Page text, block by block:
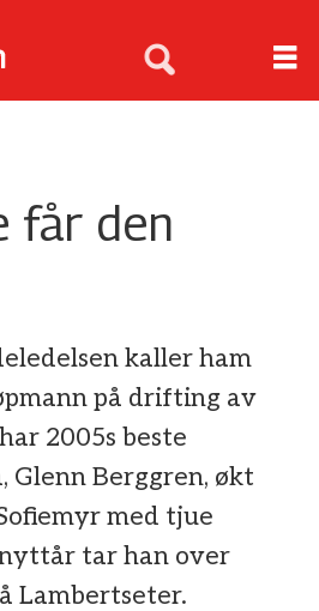
får den
kaller ham
på drifting av
2005s beste
Glenn Berggren, økt
med tjue
tar han over
Lambertseter.